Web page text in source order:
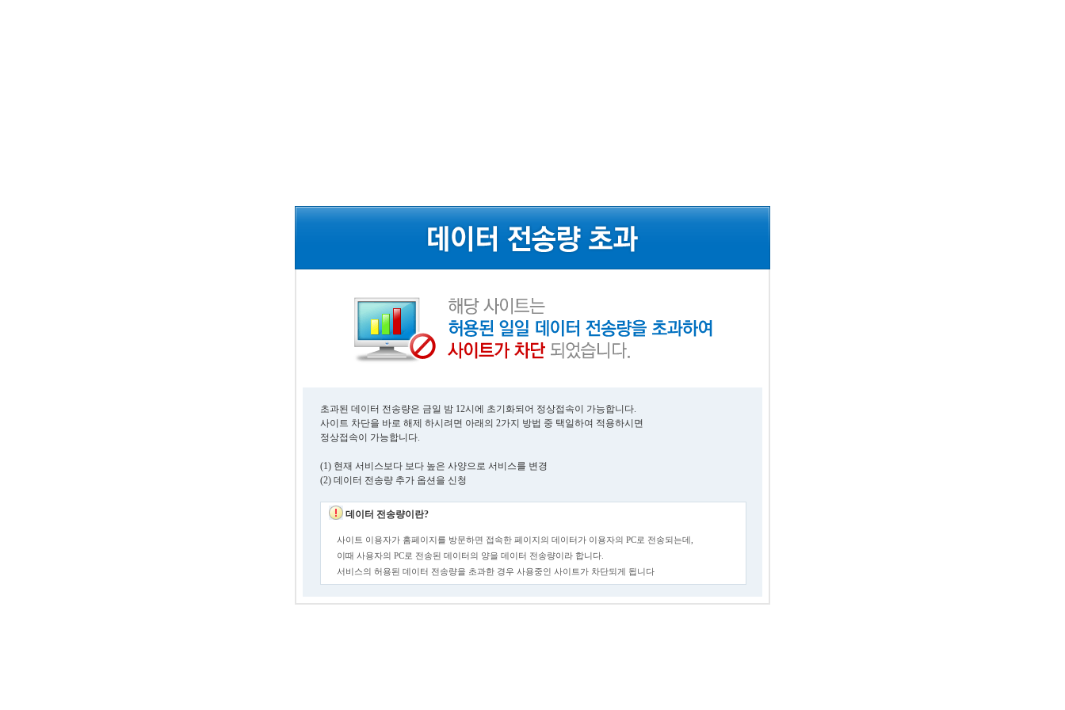
초과된 데이터 전송량은 금일 밤 12시에 초기화되어 정상접속이 가능합니다.
사이트 차단을 바로 해제 하시려면 아래의 2가지 방법 중 택일하여 적용하시면
정상접속이 가능합니다.
(1) 현재 서비스보다 보다 높은 사양으로 서비스를 변경
(2) 데이터 전송량 추가 옵션을 신청
데이터 전송량이란?
사이트 이용자가 홈페이지를 방문하면 접속한 페이지의 데이터가 이용자의 PC로 전송되는데,
이때 사용자의 PC로 전송된 데이터의 양을 데이터 전송량이라 합니다.
서비스의 허용된 데이터 전송량을 초과한 경우 사용중인 사이트가 차단되게 됩니다